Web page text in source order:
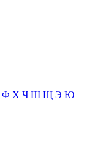
Ф Х Ч Ш Щ Э Ю